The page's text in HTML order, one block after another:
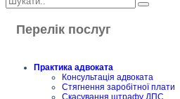
Перелік послуг
Практика адвоката
Консультація адвоката
Стягнення заробітної плати